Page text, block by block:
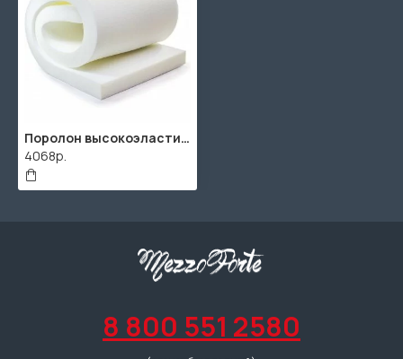
Поролон высокоэластичный HR3530 60мм (2000x1000x60мм)
4068р.
8 800 551 2580